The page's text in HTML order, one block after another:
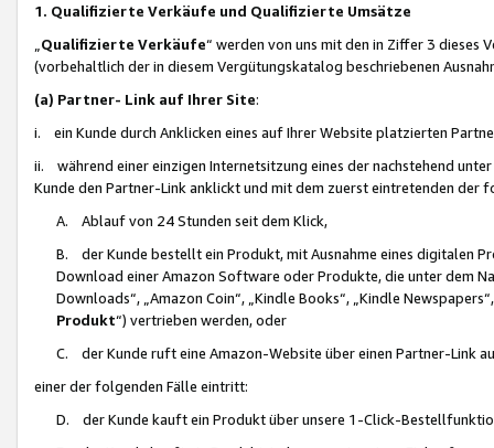
1. Qualifizierte Verkäufe und Qualifizierte Umsätze
Qualifizierte Verkäufe“ werden von uns mit den in Ziffer 3
(vorbehaltlich der in diesem Vergütungskatalog beschriebenen
(a) Partner- Link auf Ihrer Site:
i. ein Kunde durch Anklicken eines auf Ihrer Website platzierten
ii. während einer einzigen Internetsitzung eines der nachstehend
Kunde den Partner-Link anklickt und mit dem zuerst eintretenden der
A. Ablauf von 24 Stunden seit dem Klick,
B. der Kunde bestellt ein Produkt, mit Ausnahme eines digitalen
Download einer Amazon Software oder Produkte, die unter dem
Downloads“, „Amazon Coin“, „Kindle Books“, „Kindle
Produkt“) vertrieben werden, oder
C. der Kunde ruft eine Amazon-Website über einen Partner-Link
einer der folgenden Fälle eintritt:
D. der Kunde kauft ein Produkt über unsere 1-Click-